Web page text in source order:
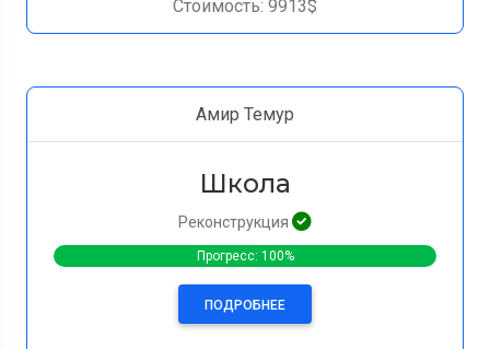
Стоимость: 9913$
Амир Темур
Школа
Реконструкция
Прогресс: 100%
ПОДРОБНЕЕ